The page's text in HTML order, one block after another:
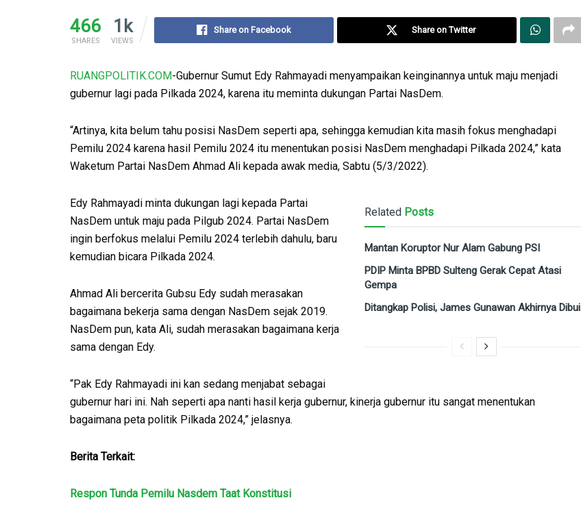
466
SHARES
1k
VIEWS
Share on Facebook Share on Twitter
RUANGPOLITIK.COM-Gubernur Sumut Edy Rahmayadi menyampaikan keinginannya untuk maju menjadi
gubernur lagi pada Pilkada 2024, karena itu meminta dukungan Partai NasDem.
“Artinya, kita belum tahu posisi NasDem seperti apa, sehingga kemudian kita masih fokus menghadapi
Pemilu 2024 karena hasil Pemilu 2024 itu menentukan posisi NasDem menghadapi Pilkada 2024,” kata
Waketum Partai NasDem Ahmad Ali kepada awak media, Sabtu (5/3/2022).
Related Posts
Mantan Koruptor Nur Alam Gabung PSI
PDIP Minta BPBD Sulteng Gerak Cepat Atasi
Gempa
Ditangkap Polisi, James Gunawan Akhirnya Dibui
Edy Rahmayadi minta dukungan lagi kepada Partai
NasDem untuk maju pada Pilgub 2024. Partai NasDem
ingin berfokus melalui Pemilu 2024 terlebih dahulu, baru
kemudian bicara Pilkada 2024.
Ahmad Ali bercerita Gubsu Edy sudah merasakan
bagaimana bekerja sama dengan NasDem sejak 2019.
NasDem pun, kata Ali, sudah merasakan bagaimana kerja
sama dengan Edy.
“Pak Edy Rahmayadi ini kan sedang menjabat sebagai
gubernur hari ini. Nah seperti apa nanti hasil kerja gubernur, kinerja gubernur itu sangat menentukan
bagaimana peta politik Pilkada 2024,” jelasnya.
Berita Terkait:
Respon Tunda Pemilu Nasdem Taat Konstitusi